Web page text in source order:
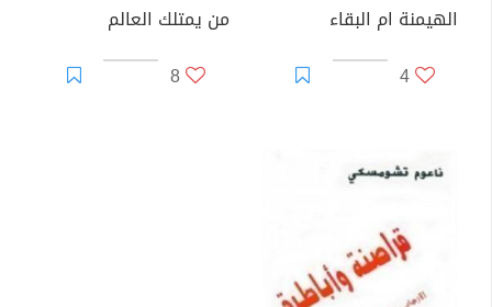
الهيمنة ام البقاء
4
من يمتلك العالم
8